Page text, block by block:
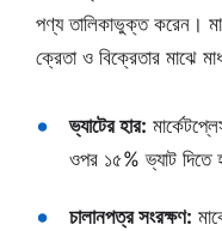
পণ্য তালিকাভুক্ত করেন।
ক্রেতা ও বিক্রেতার মাঝে
ভ্যাটের হার:
ওপর ১৫% ভ্যাট দিতে
চালানপত্র সংরক্ষণ: